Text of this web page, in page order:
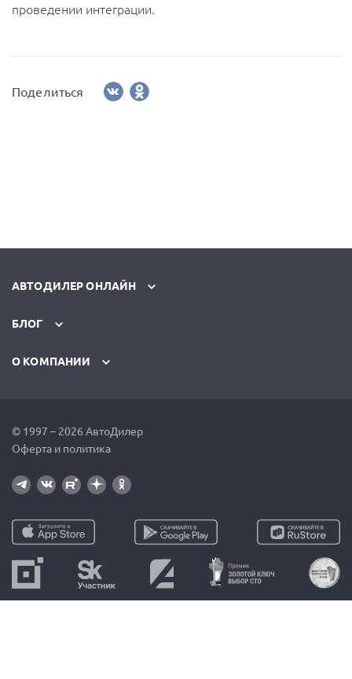
проведении интеграции.
Поделиться
АВТОДИЛЕР ОНЛАЙН
БЛОГ
О КОМПАНИИ
© 1997 – 2026 АвтоДилер
Оферта и политика